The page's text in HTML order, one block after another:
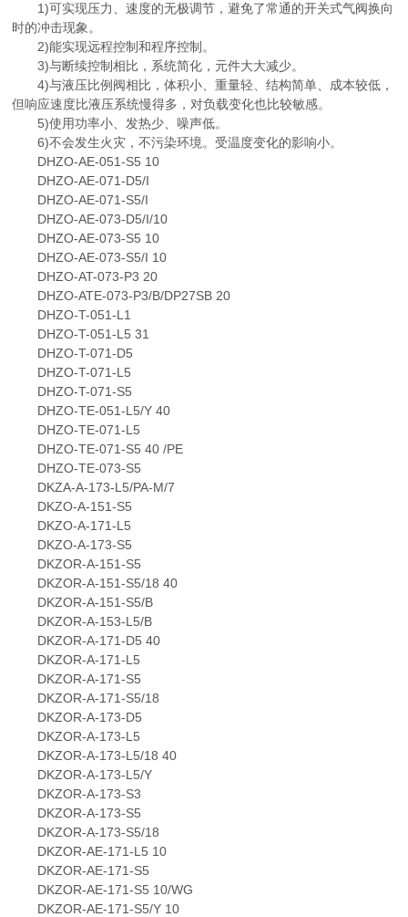
1)可实现压力、速度的无极调节，避免了常通的开关式气阀换向
时的冲击现象。
2)能实现远程控制和程序控制。
3)与断续控制相比，系统简化，元件大大减少。
4)与液压比例阀相比，体积小、重量轻、结构简单、成本较低，
但响应速度比液压系统慢得多，对负载变化也比较敏感。
5)使用功率小、发热少、噪声低。
6)不会发生火灾，不污染环境。受温度变化的影响小。
DHZO-AE-051-S5 10
DHZO-AE-071-D5/I
DHZO-AE-071-S5/I
DHZO-AE-073-D5/I/10
DHZO-AE-073-S5 10
DHZO-AE-073-S5/I 10
DHZO-AT-073-P3 20
DHZO-ATE-073-P3/B/DP27SB 20
DHZO-T-051-L1
DHZO-T-051-L5 31
DHZO-T-071-D5
DHZO-T-071-L5
DHZO-T-071-S5
DHZO-TE-051-L5/Y 40
DHZO-TE-071-L5
DHZO-TE-071-S5 40 /PE
DHZO-TE-073-S5
DKZA-A-173-L5/PA-M/7
DKZO-A-151-S5
DKZO-A-171-L5
DKZO-A-173-S5
DKZOR-A-151-S5
DKZOR-A-151-S5/18 40
DKZOR-A-151-S5/B
DKZOR-A-153-L5/B
DKZOR-A-171-D5 40
DKZOR-A-171-L5
DKZOR-A-171-S5
DKZOR-A-171-S5/18
DKZOR-A-173-D5
DKZOR-A-173-L5
DKZOR-A-173-L5/18 40
DKZOR-A-173-L5/Y
DKZOR-A-173-S3
DKZOR-A-173-S5
DKZOR-A-173-S5/18
DKZOR-AE-171-L5 10
DKZOR-AE-171-S5
DKZOR-AE-171-S5 10/WG
DKZOR-AE-171-S5/Y 10